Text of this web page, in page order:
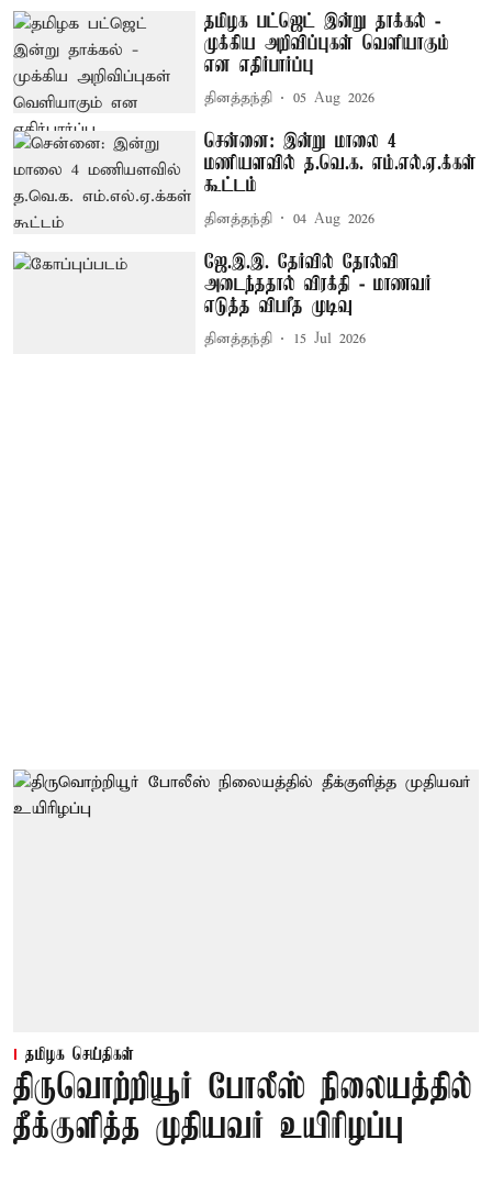
தமிழக பட்ஜெட் இன்று தாக்கல் -
முக்கிய அறிவிப்புகள் வெளியாகும்
என எதிர்பார்ப்பு
தினத்தந்தி 05 Aug 2026
சென்னை: இன்று மாலை 4
மணியளவில் த.வெ.க. எம்.எல்.ஏ.க்கள்
கூட்டம்
தினத்தந்தி 04 Aug 2026
ஜே.இ.இ. தேர்வில் தோல்வி
அடைந்ததால் விரக்தி - மாணவர்
எடுத்த விபரீத முடிவு
தினத்தந்தி 15 Jul 2026
தமிழக செய்திகள்
திருவொற்றியூர் போலீஸ் நிலையத்தில்
தீக்குளித்த முதியவர் உயிரிழப்பு